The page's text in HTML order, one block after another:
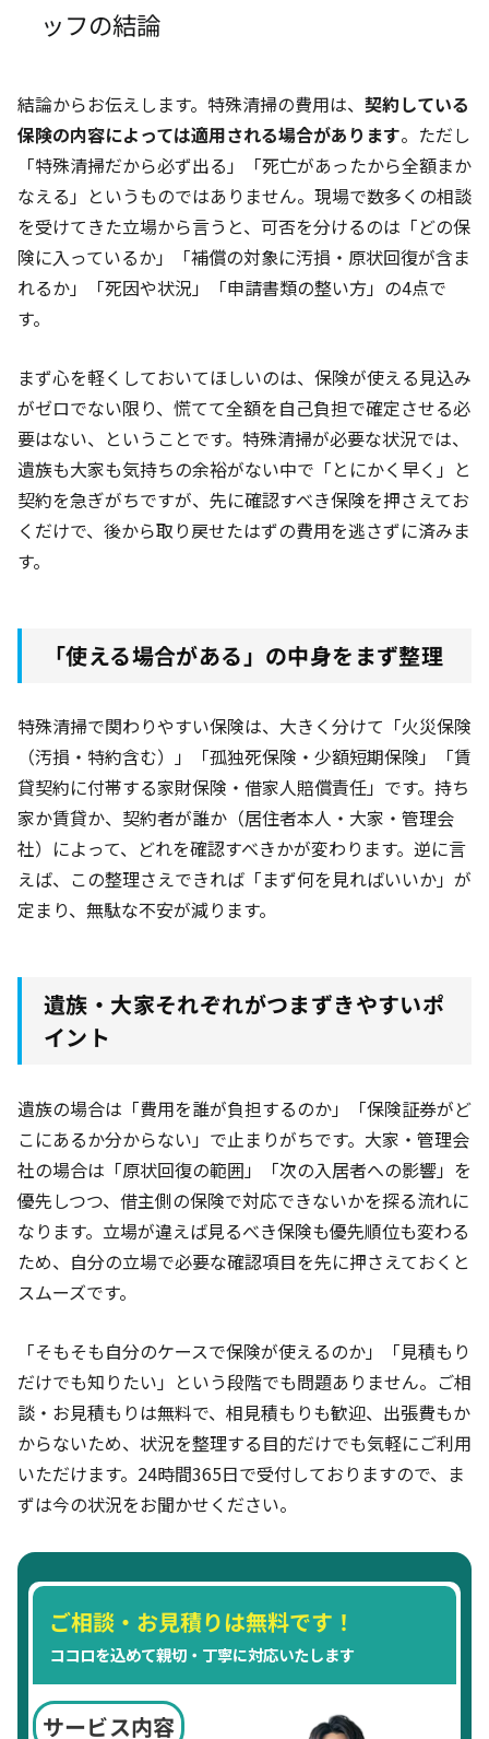
ッフの結論
結論からお伝えします。特殊清掃の費用は、 契約している
保険の内容によっては適用される場合があります。ただし
「特殊清掃だから必ず出る」「死亡があったから全額まか
なえる」というものではありません。現場で数多くの相談
を受けてきた立場から言うと、可否を分けるのは「どの保
険に入っているか」「補償の対象に汚損・原状回復が含ま
れるか」「死因や状況」「申請書類の整い方」の4点で
す。
まず心を軽くしておいてほしいのは、保険が使える見込み
がゼロでない限り、慌てて全額を自己負担で確定させる必
要はない、ということです。特殊清掃が必要な状況では、
遺族も大家も気持ちの余裕がない中で「とにかく早く」と
契約を急ぎがちですが、先に確認すべき保険を押さえてお
くだけで、後から取り戻せたはずの費用を逃さずに済みま
す。
「使える場合がある」の中身をまず整理
特殊清掃で関わりやすい保険は、大きく分けて「火災保険
（汚損・特約含む）」「孤独死保険・少額短期保険」「賃
貸契約に付帯する家財保険・借家人賠償責任」です。持ち
家か賃貸か、契約者が誰か（居住者本人・大家・管理会
社）によって、どれを確認すべきかが変わります。逆に言
えば、この整理さえできれば「まず何を見ればいいか」が
定まり、無駄な不安が減ります。
遺族・大家それぞれがつまずきやすいポ
イント
遺族の場合は「費用を誰が負担するのか」「保険証券がど
こにあるか分からない」で止まりがちです。大家・管理会
社の場合は「原状回復の範囲」「次の入居者への影響」を
優先しつつ、借主側の保険で対応できないかを探る流れに
なります。立場が違えば見るべき保険も優先順位も変わる
ため、自分の立場で必要な確認項目を先に押さえておくと
スムーズです。
「そもそも自分のケースで保険が使えるのか」「見積もり
だけでも知りたい」という段階でも問題ありません。ご相
談・お見積もりは無料で、相見積もりも歓迎、出張費もか
からないため、状況を整理する目的だけでも気軽にご利用
いただけます。24時間365日で受付しておりますので、ま
ずは今の状況をお聞かせください。
ご相談・お見積りは無料です！
ココロを込めて親切・丁寧に対応いたします
サービス内容